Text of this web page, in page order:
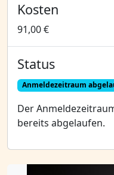
Kosten
91,00 €
Status
Anmeldezeitraum
Der
bereits abgelaufen.